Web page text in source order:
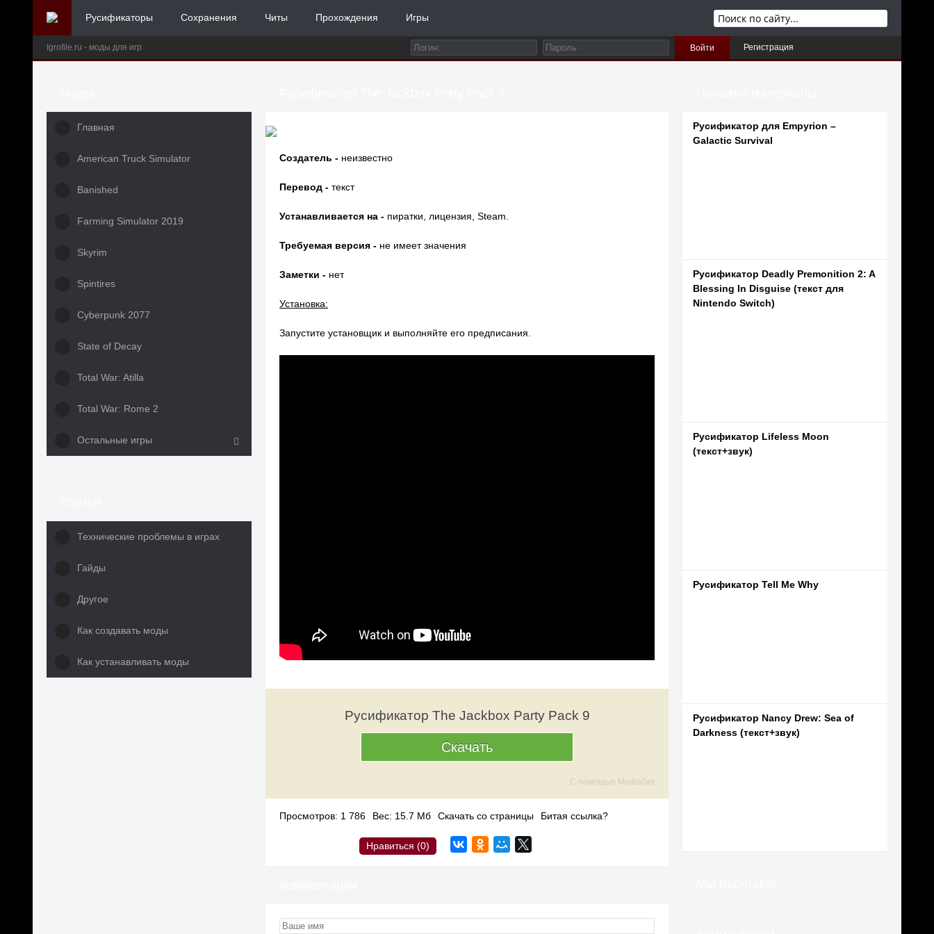
Русификаторы Сохранения Читы Прохождения Игры
Igrofile.ru - моды для игр Войти Регистрация
Главная
American Truck Simulator
Banished
Farming Simulator 2019
Skyrim
Spintires
Cyberpunk 2077
State of Decay
Total War: Atilla
Total War: Rome 2
Остальные игры
Технические проблемы в играх
Гайды
Другое
Как создавать моды
Как устанавливать моды
Создатель - неизвестно
Перевод - текст
Устанавливается на - пиратки, лицензия, Steam.
Требуемая версия - не имеет значения
Заметки - нет
Установка:
Запустите установщик и выполняйте его предписания.
Русификатор The Jackbox Party Pack 9
Скачать
С помощью MediaGet
Просмотров: 1 786 Вес: 15.7 Мб Скачать со страницы Битая ссылка?
Нравиться (0)
Русификатор для Empyrion –
Galactic Survival
Русификатор Deadly Premonition 2: A
Blessing In Disguise (текст для
Nintendo Switch)
Русификатор Lifeless Moon
(текст+звук)
Русификатор Tell Me Why
Русификатор Nancy Drew: Sea of
Darkness (текст+звук)